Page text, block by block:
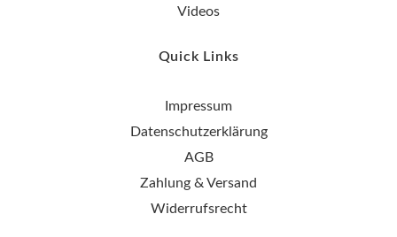
Videos
Quick Links
Impressum
Datenschutzerklärung
AGB
Zahlung & Versand
Widerrufsrecht